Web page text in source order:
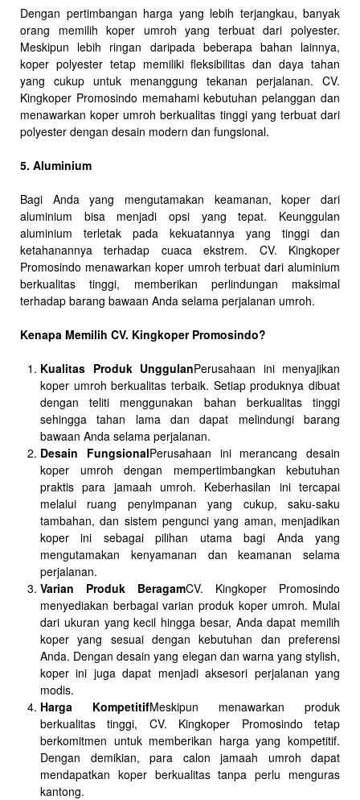
Dengan pertimbangan harga yang lebih terjangkau, banyak
orang memilih koper umroh yang terbuat dari polyester.
Meskipun lebih ringan daripada beberapa bahan lainnya,
koper polyester tetap memiliki fleksibilitas dan daya tahan
yang cukup untuk menanggung tekanan perjalanan. CV.
Kingkoper Promosindo memahami kebutuhan pelanggan dan
menawarkan koper umroh berkualitas tinggi yang terbuat dari
polyester dengan desain modern dan fungsional.
5. Aluminium
Bagi Anda yang mengutamakan keamanan, koper dari
aluminium bisa menjadi opsi yang tepat. Keunggulan
aluminium terletak pada kekuatannya yang tinggi dan
ketahanannya terhadap cuaca ekstrem. CV. Kingkoper
Promosindo menawarkan koper umroh terbuat dari aluminium
berkualitas tinggi, memberikan perlindungan maksimal
terhadap barang bawaan Anda selama perjalanan umroh.
Kenapa Memilih CV. Kingkoper Promosindo?
Kualitas Produk UnggulanPerusahaan ini menyajikan
koper umroh berkualitas terbaik. Setiap produknya dibuat
dengan teliti menggunakan bahan berkualitas tinggi
sehingga tahan lama dan dapat melindungi barang
bawaan Anda selama perjalanan.
Desain FungsionalPerusahaan ini merancang desain
koper umroh dengan mempertimbangkan kebutuhan
praktis para jamaah umroh. Keberhasilan ini tercapai
melalui ruang penyimpanan yang cukup, saku-saku
tambahan, dan sistem pengunci yang aman, menjadikan
koper ini sebagai pilihan utama bagi Anda yang
mengutamakan kenyamanan dan keamanan selama
perjalanan.
Varian Produk BeragamCV. Kingkoper Promosindo
menyediakan berbagai varian produk koper umroh. Mulai
dari ukuran yang kecil hingga besar, Anda dapat memilih
koper yang sesuai dengan kebutuhan dan preferensi
Anda. Dengan desain yang elegan dan warna yang stylish,
koper ini juga dapat menjadi aksesori perjalanan yang
modis.
Harga KompetitifMeskipun menawarkan produk
berkualitas tinggi, CV. Kingkoper Promosindo tetap
berkomitmen untuk memberikan harga yang kompetitif.
Dengan demikian, para calon jamaah umroh dapat
mendapatkan koper berkualitas tanpa perlu menguras
kantong.